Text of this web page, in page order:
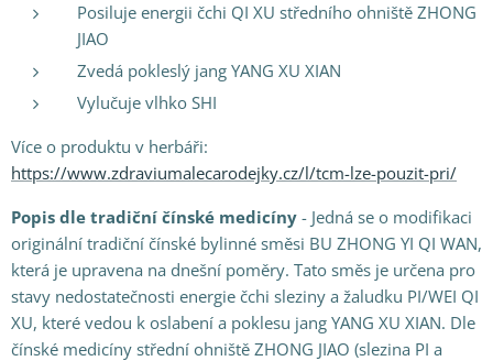
Posiluje energii čchi QI XU středního ohniště ZHONG
JIAO
Zvedá pokleslý jang YANG XU XIAN
Vylučuje vlhko SHI
Více o produktu v herbáři:
https://www.zdraviumalecarodejky.cz/l/tcm-lze-pouzit-pri/
Popis dle tradiční čínské medicíny - Jedná se o modifikaci
originální tradiční čínské bylinné směsi BU ZHONG YI QI WAN,
která je upravena na dnešní poměry. Tato směs je určena pro
stavy nedostatečnosti energie čchi sleziny a žaludku PI/WEI QI
XU, které vedou k oslabení a poklesu jang YANG XU XIAN. Dle
čínské medicíny střední ohniště ZHONG JIAO (slezina PI a